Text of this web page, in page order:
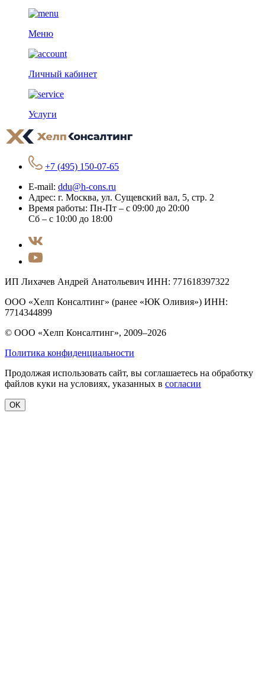
Меню
Личный кабинет
Услуги
+7 (495) 150-07-65
E-mail: ddu@h-cons.ru
Адрес: г. Москва, ул. Сущевский вал, 5, стр. 2
Время работы: Пн-Пт – с 09:00 до 20:00
Сб – с 10:00 до 18:00
ИП Лихачев Андрей Анатольевич ИНН: 771618397322
ООО «Хелп Консалтинг» (ранее «ЮК Оливия») ИНН:
7714344899
© ООО «Хелп Консалтинг», 2009–2026
Политика конфиденциальности
Продолжая использовать сайт, вы соглашаетесь на обработку
файлов куки на условиях, указанных в согласии
OK